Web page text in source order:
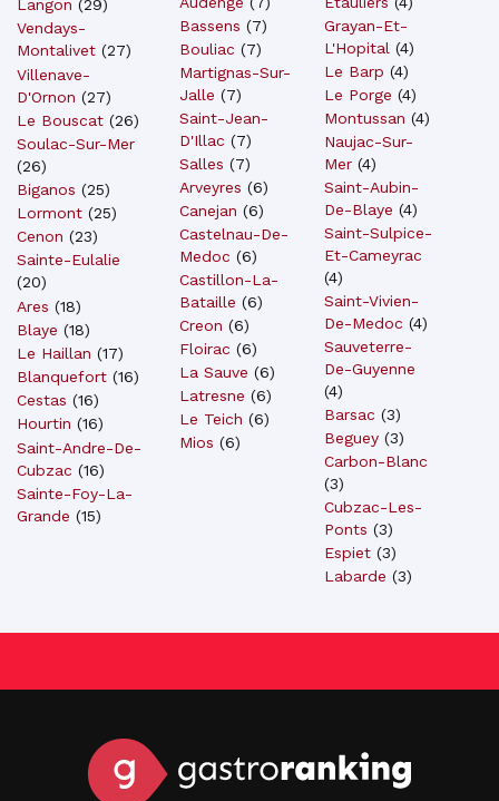
Langon (29)
Vendays-
Montalivet (27)
Villenave-
D'Ornon (27)
Le Bouscat (26)
Soulac-Sur-Mer
(26)
Biganos (25)
Lormont (25)
Cenon (23)
Sainte-Eulalie
(20)
Ares (18)
Blaye (18)
Le Haillan (17)
Blanquefort (16)
Cestas (16)
Hourtin (16)
Saint-Andre-De-
Cubzac (16)
Sainte-Foy-La-
Grande (15)
Bassens (7)
Bouliac (7)
Martignas-Sur-
Jalle (7)
Saint-Jean-
D'Illac (7)
Salles (7)
Arveyres (6)
Canejan (6)
Castelnau-De-
Medoc (6)
Castillon-La-
Bataille (6)
Creon (6)
Floirac (6)
La Sauve (6)
Latresne (6)
Le Teich (6)
Mios (6)
Grayan-Et-
L'Hopital (4)
Le Barp (4)
Le Porge (4)
Montussan (4)
Naujac-Sur-
Mer (4)
Saint-Aubin-
De-Blaye (4)
Saint-Sulpice-
Et-Cameyrac
(4)
Saint-Vivien-
De-Medoc (4)
Sauveterre-
De-Guyenne
(4)
Barsac (3)
Beguey (3)
Carbon-Blanc
(3)
Cubzac-Les-
Ponts (3)
Espiet (3)
Labarde (3)